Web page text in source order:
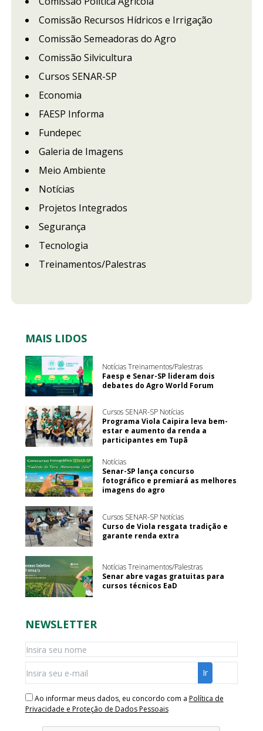
Comissão Recursos Hídricos e Irrigação
Comissão Semeadoras do Agro
Comissão Silvicultura
Cursos SENAR-SP
Economia
FAESP Informa
Fundepec
Galeria de Imagens
Meio Ambiente
Notícias
Projetos Integrados
Segurança
Tecnologia
Treinamentos/Palestras
MAIS LIDOS
Notícias Treinamentos/Palestras
Faesp e Senar-SP lideram dois
debates do Agro World Forum
Cursos SENAR-SP Notícias
Programa Viola Caipira leva bem-
estar e aumento da renda a
participantes em Tupã
Notícias
Senar-SP lança concurso
fotográfico e premiará as melhores
imagens do agro
Cursos SENAR-SP Notícias
Curso de Viola resgata tradição e
garante renda extra
Notícias Treinamentos/Palestras
Senar abre vagas gratuitas para
cursos técnicos EaD
NEWSLETTER
Ao informar meus dados, eu concordo com a Política de
Privacidade e Proteção de Dados Pessoais